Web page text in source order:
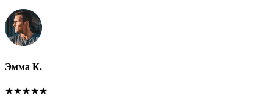
Эмма К.
★★★★★